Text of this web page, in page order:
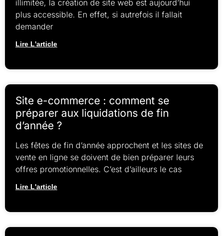
illimitée, la création de site web est aujourd’hui
plus accessible. En effet, si autrefois il fallait
demander
Lire L'article
Site e-commerce : comment se
préparer aux liquidations de fin
d’année ?
Les fêtes de fin d’année approchent et les sites de
vente en ligne se doivent de bien préparer leurs
offres promotionnelles. C’est d’ailleurs le cas
Lire L'article